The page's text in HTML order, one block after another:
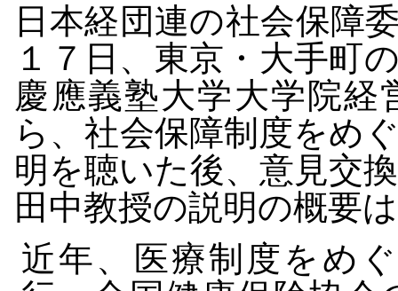
日本経団連の社会保障
１７日、東京・大手町
慶應義塾大学大学院
ら、社会保障制度をめ
明を聴いた後、意見交
田中教授の説明の概要
近年、医療制度をめ